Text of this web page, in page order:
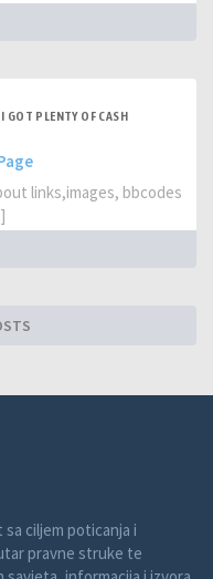
GOT PLENTY OF CASH
links,images, bbcodes
ciljem poticanja i
pravne struke te